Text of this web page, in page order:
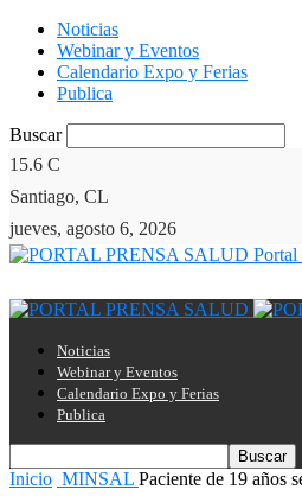
Noticias
Webinar y Eventos
Calendario Expo y Ferias
Publica
Buscar
15.6 C
Santiago, CL
jueves, agosto 6, 2026
Portal
Noticias
Webinar y Eventos
Calendario Expo y Ferias
Publica
Inicio MINSAL Paciente de 19 años